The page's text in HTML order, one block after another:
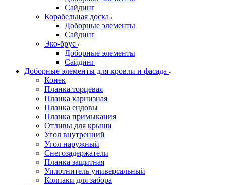
Сайдинг
Корабельная доска
Доборные элементы
Сайдинг
Эко-брус
Доборные элементы
Сайдинг
Доборные элементы для кровли и фасада
Конек
Планка торцевая
Планка карнизная
Планка ендовы
Планка примыкания
Отливы для крыши
Угол внутренний
Угол наружный
Снегозадержатели
Планка защитная
Уплотнитель универсальный
Колпаки для забора